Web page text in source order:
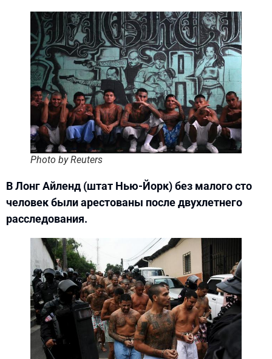
Photo by Reuters
В Лонг Айленд (штат Нью-Йорк) без малого сто
человек были арестованы после двухлетнего
расследования.